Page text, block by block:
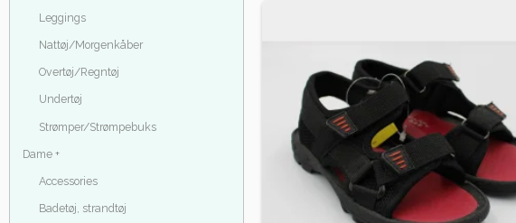
Leggings
Nattøj/Morgenkåber
Overtøj/Regntøj
Undertøj
Strømper/Strømpebuks
Dame +
Accessories
Badetøj, strandtøj